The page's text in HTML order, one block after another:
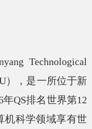
Technological
），是一所位于新
QS排名世界第12
机科学领域享有世